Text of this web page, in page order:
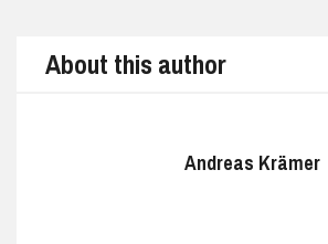
About this author
Andreas Krämer